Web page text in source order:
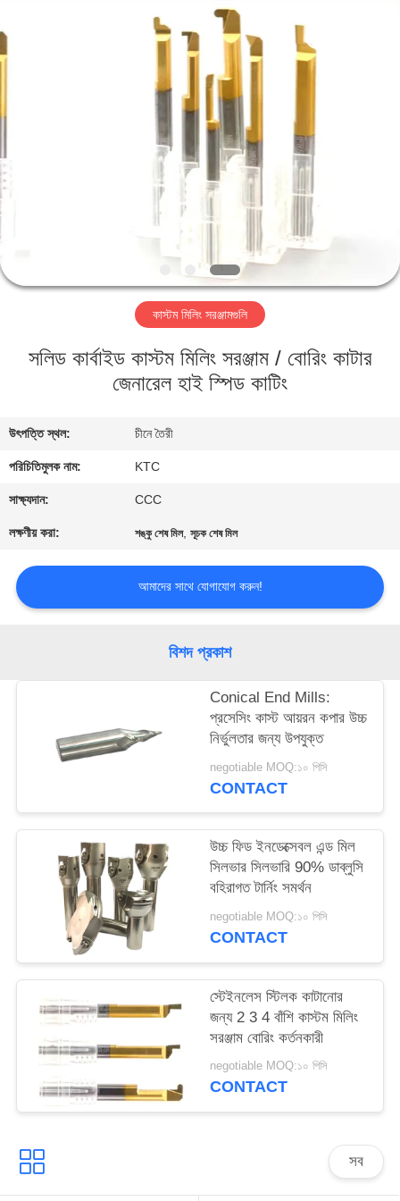
পণ্য
আমাদের
সম্পর্কে
কারখানা
যোগাযোগ
করুন
উদ্ধৃতির
জন্য
আবেদন
সাইট
PRIVACY
Tools
All
কাস্টম মিলিং সরঞ্জামগুলি
সলিড কার্বাইড কাস্টম মিলিং সরঞ্জাম / বোরিং কাটার
জেনারেল হাই স্পিড কাটিং
উৎপত্তি স্থল: চীনে তৈরী
পরিচিতিমুলক নাম: KTC
সাক্ষ্যদান: CCC
লক্ষণীয় করা: শঙ্কু শেষ মিল,সূচক শেষ মিল
আমাদের সাথে যোগাযোগ করুন!
বিশদ প্রকাশ
Conical End Mills:
প্রসেসিং কাস্ট আয়রন কপার উচ্চ
নির্ভুলতার জন্য উপযুক্ত
negotiable MOQ:১০ পিসি
CONTACT
উচ্চ ফিড ইনডেক্সেবল এন্ড মিল
সিলভার সিলভারি 90% ডাব্লুসি
বহিরাগত টার্নিং সমর্থন
negotiable MOQ:১০ পিসি
CONTACT
স্টেইনলেস স্টিলক কাটানোর
জন্য 2 3 4 বাঁশি কাস্টম মিলিং
সরঞ্জাম বোরিং কর্তনকারী
negotiable MOQ:১০ পিসি
CONTACT
সব